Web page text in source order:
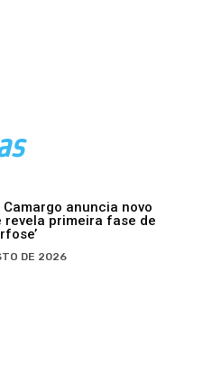
anuncia novo
revela primeira fase de
DE 2026